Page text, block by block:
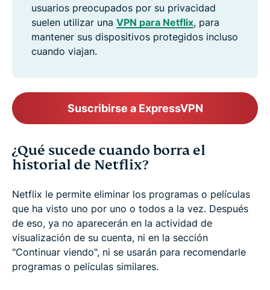
usuarios preocupados por su privacidad
suelen utilizar una VPN para Netflix, para
mantener sus dispositivos protegidos incluso
cuando viajan.
Suscribirse a ExpressVPN
¿Qué sucede cuando borra el
historial de Netflix?
Netflix le permite eliminar los programas o películas
que ha visto uno por uno o todos a la vez. Después
de eso, ya no aparecerán en la actividad de
visualización de su cuenta, ni en la sección
"Continuar viendo", ni se usarán para recomendarle
programas o películas similares.